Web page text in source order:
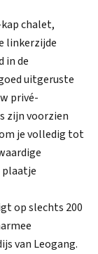
chalet,
linkerzijde
in de
uitgeruste
privé-
zijn voorzien
je volledig tot
op slechts 200
van Leogang.